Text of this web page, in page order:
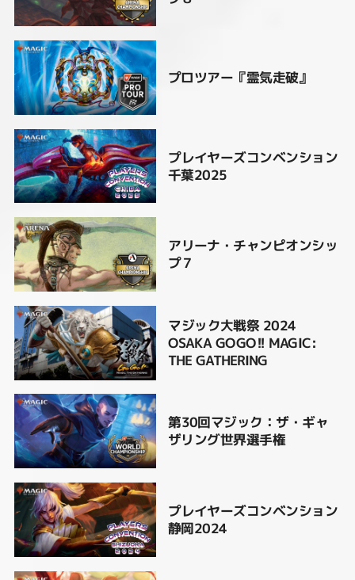
プロツアー『霊気走破』
プレイヤーズコンベンション
千葉2025
アリーナ・チャンピオンシッ
プ７
マジック大戦祭 2024
OSAKA GOGO!! MAGIC:
THE GATHERING
第30回マジック：ザ・ギャ
ザリング世界選手権
プレイヤーズコンベンション
静岡2024